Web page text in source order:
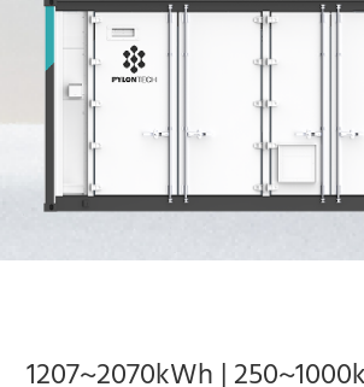
1207~2070kWh |